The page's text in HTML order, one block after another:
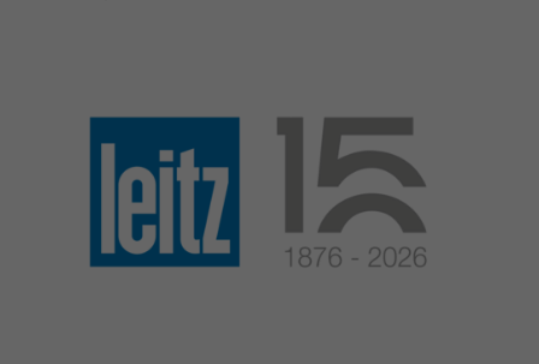
Türkiye
türkçe
USA
english
Việt Nam